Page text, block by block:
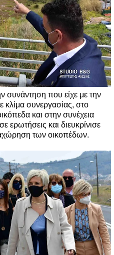
που είχε με την
κλίμα συνεργασίας, στο
και στην συνέχεια
ερωτήσεις και διευκρίνισε
των οικοπέδων.